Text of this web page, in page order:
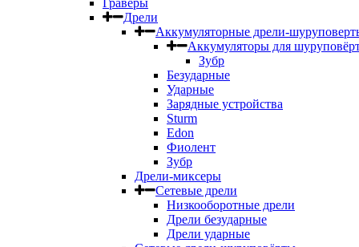
Гравёры
Дрели
Аккумуляторные дрели-
Аккумуляторы для
Зубр
Безударные
Ударные
Зарядные устройства
Sturm
Edon
Фиолент
Зубр
Дрели-миксеры
Сетевые дрели
Низкооборотные дрели
Дрели безударные
Дрели ударные